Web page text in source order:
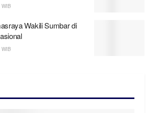
Wakili Sumbar di